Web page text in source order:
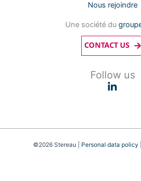
Nous rejoindre
Une société du
CONTACT US
Follow us
©2026 Stereau | Personal data policy